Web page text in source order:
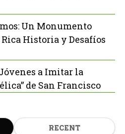
Un Monumento
Historia y Desafíos
a Imitar la
de San Francisco
RECENT